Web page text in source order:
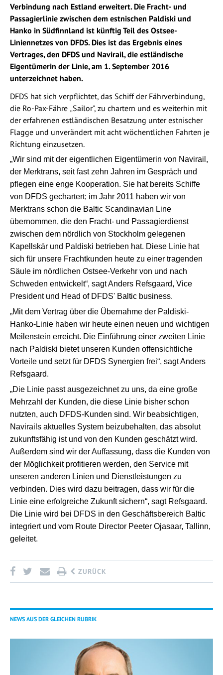
Verbindung nach Estland erweitert. Die Fracht- und
Passagierlinie zwischen dem estnischen Paldiski und
Hanko in Südfinnland ist künftig Teil des Ostsee-
Liniennetzes von DFDS. Dies ist das Ergebnis eines
Vertrages, den DFDS und Navirail, die estländische
Eigentümerin der Linie, am 1. September 2016
unterzeichnet haben.
DFDS hat sich verpflichtet, das Schiff der Fährverbindung,
die Ro-Pax-Fähre „Sailor", zu chartern und es weiterhin mit
der erfahrenen estländischen Besatzung unter estnischer
Flagge und unverändert mit acht wöchentlichen Fahrten je
Richtung einzusetzen.
„Wir sind mit der eigentlichen Eigentümerin von Navirail,
der Merktrans, seit fast zehn Jahren im Gespräch und
pflegen eine enge Kooperation. Sie hat bereits Schiffe
von DFDS gechartert; im Jahr 2011 haben wir von
Merktrans schon die Baltic Scandinavian Line
übernommen, die den Fracht- und Passagierdienst
zwischen dem nördlich von Stockholm gelegenen
Kapellskär und Paldiski betrieben hat. Diese Linie hat
sich für unsere Frachtkunden heute zu einer tragenden
Säule im nördlichen Ostsee-Verkehr von und nach
Schweden entwickelt“, sagt Anders Refsgaard, Vice
President und Head of DFDS' Baltic business.
„Mit dem Vertrag über die Übernahme der Paldiski-
Hanko-Linie haben wir heute einen neuen und wichtigen
Meilenstein erreicht. Die Einführung einer zweiten Linie
nach Paldiski bietet unseren Kunden offensichtliche
Vorteile und setzt für DFDS Synergien frei“, sagt Anders
Refsgaard.
„Die Linie passt ausgezeichnet zu uns, da eine große
Mehrzahl der Kunden, die diese Linie bisher schon
nutzten, auch DFDS-Kunden sind. Wir beabsichtigen,
Navirails aktuelles System beizubehalten, das absolut
zukunftsfähig ist und von den Kunden geschätzt wird.
Außerdem sind wir der Auffassung, dass die Kunden von
der Möglichkeit profitieren werden, den Service mit
unseren anderen Linien und Dienstleistungen zu
verbinden. Dies wird dazu beitragen, dass wir für die
Linie eine erfolgreiche Zukunft sichern“, sagt Refsgaard.
Die Linie wird bei DFDS in den Geschäftsbereich Baltic
integriert und vom Route Director Peeter Ojasaar, Tallinn,
geleitet.
ZURÜCK
NEWS AUS DER GLEICHEN RUBRIK